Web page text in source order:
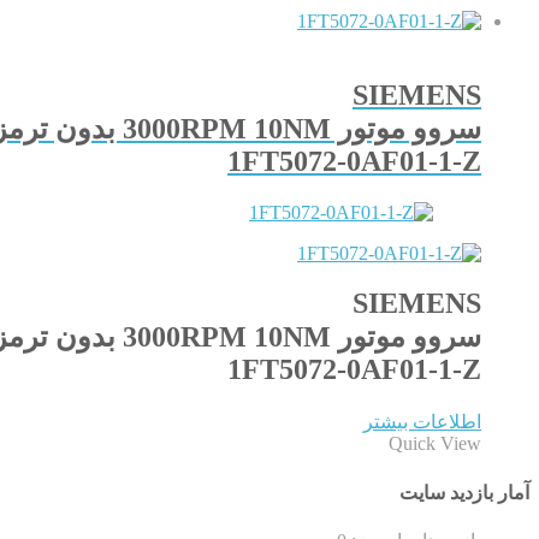
SIEMENS
سروو موتور 3000RPM 10NM بدون ترمز
1FT5072-0AF01-1-Z
SIEMENS
سروو موتور 3000RPM 10NM بدون ترمز
1FT5072-0AF01-1-Z
اطلاعات بیشتر
Quick View
آمار بازدید سایت